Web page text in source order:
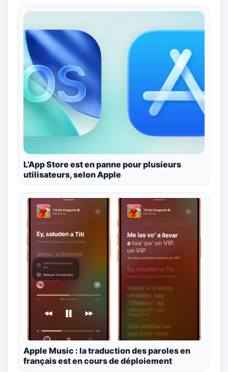
L’App Store est en panne pour plusieurs
utilisateurs, selon Apple
Apple Music : la traduction des paroles en
français est en cours de déploiement